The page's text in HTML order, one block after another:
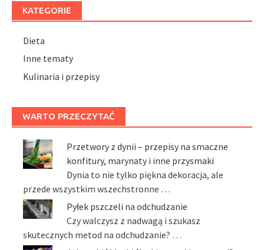
KATEGORIE
Dieta
Inne tematy
Kulinaria i przepisy
WARTO PRZECZYTAĆ
Przetwory z dynii – przepisy na smaczne
konfitury, marynaty i inne przysmaki
Dynia to nie tylko piękna dekoracja, ale
przede wszystkim wszechstronne …
Pyłek pszczeli na odchudzanie
Czy walczysz z nadwagą i szukasz
skutecznych metod na odchudzanie? …